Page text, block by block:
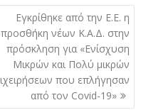
Εγκρίθηκε από την Ε.Ε. η
προσθήκη νέων Κ.Α.Δ. στην
πρόσκληση για «Ενίσχυση
Μικρών και Πολύ μικρών
που επλήγησαν
από τον Covid-19»